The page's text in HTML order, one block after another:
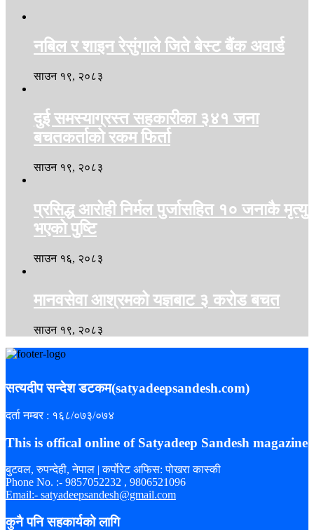
नबिल र शाइन रेसुंगाले जिते बेस्ट बैंक अवार्ड
साउन १९, २०८३
दुई समस्याग्रस्त सहकारीका ३४१ जना
बचतकर्ताको रकम फिर्ता
साउन १९, २०८३
प्रसिद्ध आरोही निर्मल पुर्जासहित १० जनाकै मृत्यु
भएको पुष्टि
साउन १६, २०८३
मानवसेवा आश्रमको यज्ञबाट ३ करोड बचत
साउन १९, २०८३
सत्यदीप सन्देश डटकम(satyadeepsandesh.com)
दर्ता नम्बर : १६८/०७३/०७४
This is offical online of Satyadeep Sandesh magazine
बुटवल, रुपन्देही, नेपाल | कर्पोरेट अफिस: पोखरा कास्की
Phone No. :- 9857052232 , 9806521096
Email:- satyadeepsandesh@gmail.com
कुनै पनि सहकार्यको लागि